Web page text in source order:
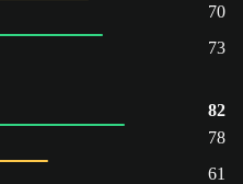
70
73
82
78
61